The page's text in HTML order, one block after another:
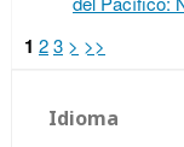
1 23 > >>
Idioma